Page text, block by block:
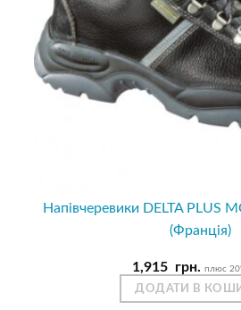
Напівчеревики DELTA PLUS
(Франція)
1,915 грн. плюс
ДОДАТИ В